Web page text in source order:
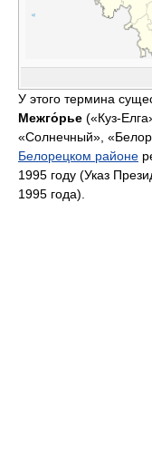
У этого термина
Межго́рье («Куз-
«Солнечный»,
Белорецком районе
1995 году (Указ
1995 года).